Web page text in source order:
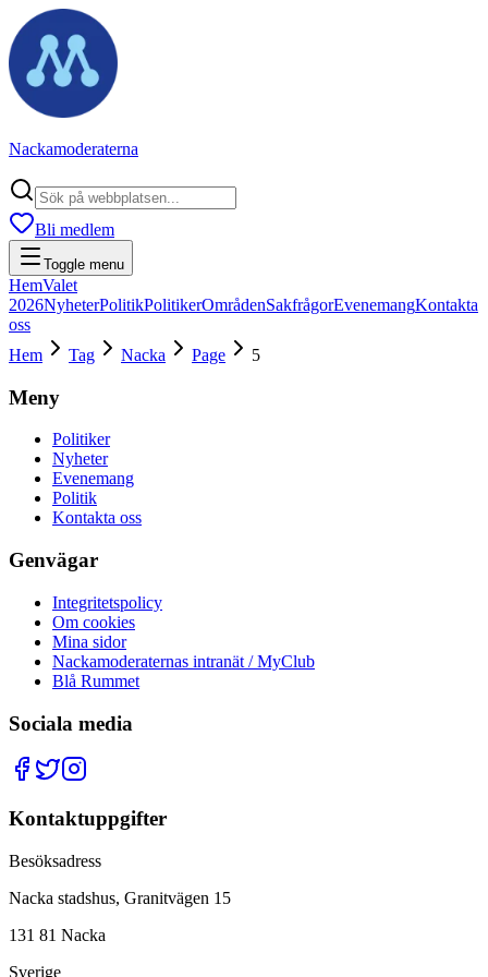
Nackamoderaterna
Bli medlem
Toggle menu
HemValet
2026NyheterPolitikPolitikerOmrådenSakfrågorEvenemangKontakta
oss
Hem
Tag Nacka Page 5
Meny
Politiker
Nyheter
Evenemang
Politik
Kontakta oss
Genvägar
Integritetspolicy
Om cookies
Mina sidor
Nackamoderaternas intranät / MyClub
Blå Rummet
Sociala media
Kontaktuppgifter
Besöksadress
Nacka stadshus, Granitvägen 15
131 81 Nacka
Sverige